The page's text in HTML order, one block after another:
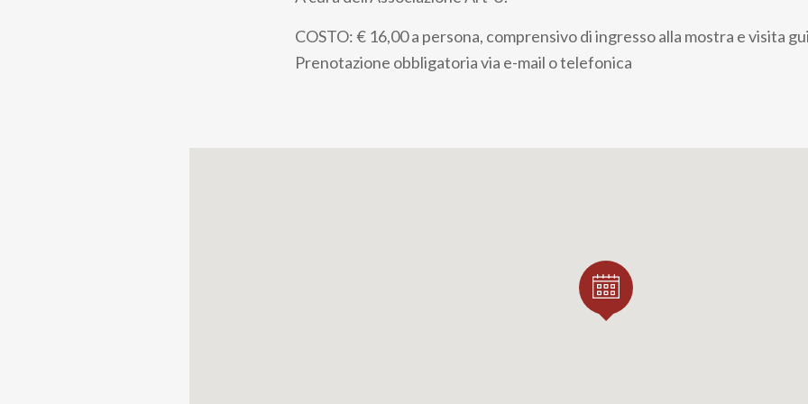
COSTO: € 16,00 a persona, comprensivo di ingresso alla mostra e visita
Prenotazione obbligatoria via e-mail o telefonica